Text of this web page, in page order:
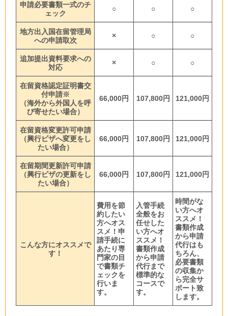
申請必要書類一式のチ
ェック
○ ○ ○
地方出入国在留管理局
への申請取次
× ○ ○
追加提出資料要求への
対応
× ○ ○
在留資格認定証明書交
付申請※
（海外から外国人を呼
び寄せたい場合）
66,000円 107,800円 121,000円
在留資格変更許可申請
（興行ビザへ変更をし
たい場合）
66,000円 107,800円 121,000円
在留期間更新許可申請
（興行ビザの更新をし
たい場合）
66,000円 107,800円 121,000円
こんな方にオススメで
す！
費用を節
約したい
方へオス
スメ！申
請手続に
あたり専
門家の目
で書類チ
ェックを
行いま
す。
入管手続
全般をお
任せした
い方へオ
ススメ！
書類作成
から申請
代行まで
標準的な
コースで
す。
時間がな
い方へオ
ススメ！
書類作成
から申請
代行はも
ちろん、
必要書類
の収集か
ら完全サ
ポート致
します。